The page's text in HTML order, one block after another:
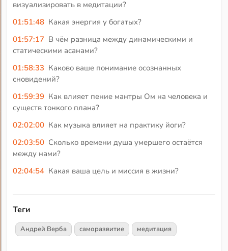
визуализировать в медитации?
01:51:48 Какая энергия у богатых?
01:57:17 В чём разница между динамическими и
статическими асанами?
01:58:33 Каково ваше понимание осознанных
сновидений?
01:59:39 Как влияет пение мантры Ом на человека и
существ тонкого плана?
02:02:00 Как музыка влияет на практику йоги?
02:03:50 Сколько времени душа умершего остаётся
между нами?
02:04:54 Какая ваша цель и миссия в жизни?
Теги
Андрей Верба саморазвитие медитация